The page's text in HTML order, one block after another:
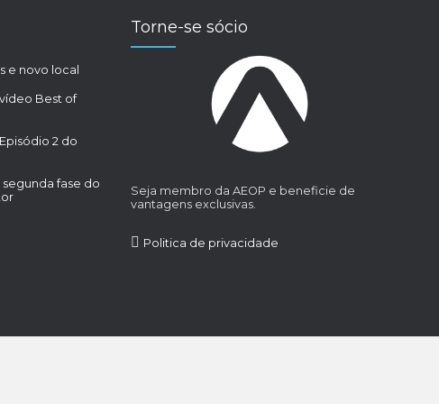
e novo local
Best of
2 do
fase do
Torne-se sócio
Seja membro da AEOP e beneficie de
vantagens exclusivas.
Politica de privacidade